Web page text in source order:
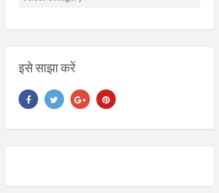
इसे साझा करें